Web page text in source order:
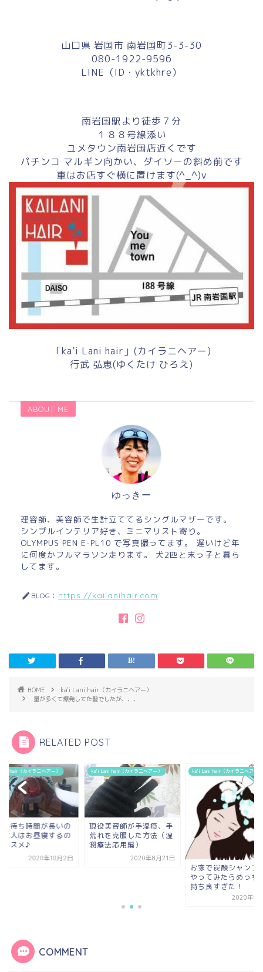
山口県 岩国市 南岩国町3-3-30
080-1922-9596
LINE（ID・yktkhre）
南岩国駅より徒歩７分
１８８号線添い
ユメタウン南岩国店近くです
パチンコ マルギン向かい、ダイソーの斜め前です
車はお店すぐ横に置けます(^_^)v
「ka’i Lani hair」(カイラニヘアー)
行武 弘恵(ゆくたけ ひろえ)
ABOUT ME
ゆっきー
理容師、美容師で生計立ててるシングルマザーです。
シンプルインテリア好き、ミニマリスト寄り。
OLYMPUS PEN E-PL10 で写真撮ってます。 遅いけど年
に何度かフルマラソン走ります。 犬2匹と末っ子と暮ら
してます。
BLOG： https://kailanihair.com
HOME
ka'i Lani hair（カイラニヘアー）
量が多くて爆発してた髪でしたが、、、
RELATED POST
Lani hair（カイラニヘアー）
役美容師が手湿疹、手
れを克服した方法（湿
療法応用編）
2020年8月21日
ka'i Lani hair（カイラニヘアー） ka'i Lani hair（カイラニヘア
ヘナの待ち時間が
が嫌な人はお昼寝
もオススメ♪
2020年
COMMENT